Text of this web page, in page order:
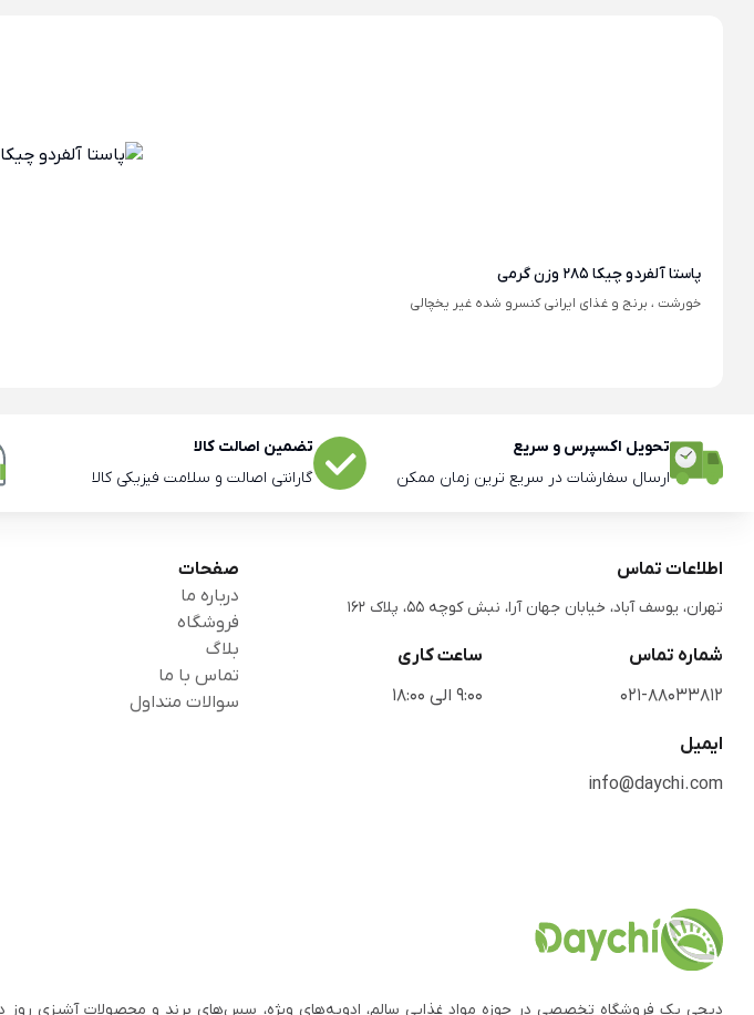
پاستا آلفردو چیکا 285 وزن گرمی
خورشت ، برنج و غذای ایرانی کنسرو شده غیر یخچالی
تحویل اکسپرس و سریع
ارسال سفارشات در سریع ترین زمان ممکن
تضمین اصالت کالا
گارانتی اصالت و سلامت فیزیکی کالا
اطلاعات تماس
تهران، یوسف آباد، خیابان جهان آرا، نبش کوچه 55، پلاک 162
شماره تماس
021-88033812
ساعت کاری
9:00 الی 18:00
ایمیل
info@daychi.com
صفحات
درباره ما
فروشگاه
بلاگ
تماس با ما
سوالات متداول
دیچی یک فروشگاه تخصصی در حوزه مواد غذایی سالم، ادویه‌های ویژه، سس‌های برند و محصولات آشپزی روز